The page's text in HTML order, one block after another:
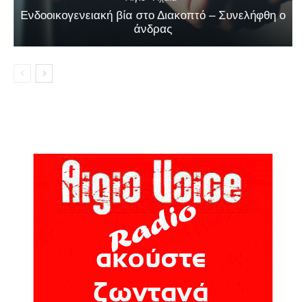
Ενδοοικογενειακή βία στο Διακοπτό – Συνελήφθη ο
άνδρας